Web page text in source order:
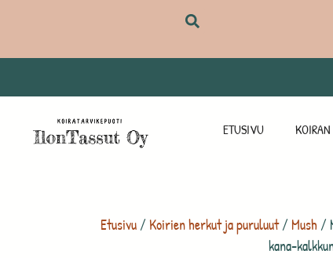
ETUSIVU
Etusivu/Koirien herkut ja puruluut/ Mush/
kana-